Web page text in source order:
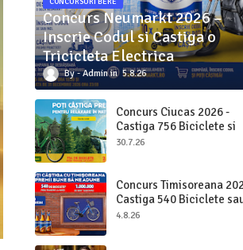
Concurs Neumarkt 2026 –
Inscrie Codul si Castiga o
Tricicleta Electrica
Admin 5.8.26
Concurs Ciucas 2026 -
Castiga 756 Biciclete si
2.000.000 bucati Ciucas
30.7.26
Concurs Timisoreana
Castiga 540 Biciclete
Beri pe Loc
4.8.26